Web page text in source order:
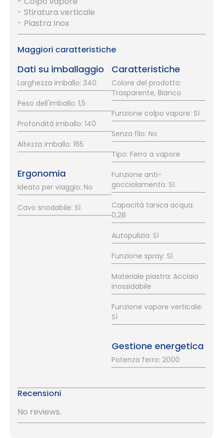
- Stiratura verticale
- Piastra Inox
Maggiori caratteristiche
Dati su imballaggio
Larghezza imballo: 340
Peso dell'imballo: 1,5
Profondità imballo: 140
Altezza imballo: 165
Ergonomia
Ideato per viaggio: No
Cavo snodabile: Sì
Caratteristiche
Colore del prodotto:
Trasparente, Bianco
Funzione colpo vapore: Sì
Senza filo: No
Tipo: Ferro a vapore
Funzione anti-
gocciolamento: Sì
Capacità tanica acqua:
0,28
Autopulizia: Sì
Funzione spray: Sì
Materiale piastra: Acciaio
inossidabile
Funzione vapore verticale:
Sì
Gestione energetica
Potenza ferro: 2000
Recensioni
No reviews.